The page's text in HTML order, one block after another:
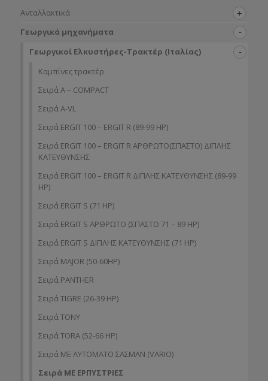
Ανταλλακτικά
Γεωργικά μηχανήματα
Γεωργικοί Ελκυστήρες-Τρακτέρ (Ιταλίας)
Καμπίνες τρακτέρ
Σειρά A – COMPACT
Σειρά A-VL
Σειρά ERGIT 100 – ERGIT R (89-99 HP)
Σειρά ERGIT 100 – ERGIT R ΑΡΘΡΩΤΟ(ΣΠΑΣΤΟ) ΔΙΠΛΗΣ
ΚΑΤΕΥΘΥΝΣΗΣ
Σειρά ERGIT 100 – ERGIT R ΔΙΠΛΗΣ ΚΑΤΕΥΘΥΝΣΗΣ (89-99
HP)
Σειρά ERGIT S (71 HP)
Σειρά ERGIT S ΑΡΘΡΩΤΟ (ΣΠΑΣΤΟ 71 – 89 HP)
Σειρά ERGIT S ΔΙΠΛΗΣ ΚΑΤΕΥΘΥΝΣΗΣ (71 ΗP)
Σειρά MAJOR (50-60HP)
Σειρά PANTHER
Σειρά TIGRE (26-39 HP)
Σειρά TONY
Σειρά TORA (52-66 HP)
Σειρά ΜΕ ΑΥΤΟΜΑΤΟ ΣΑΣΜΑΝ (VARIO)
Σειρά ΜΕ ΕΡΠΥΣΤΡΙΕΣ